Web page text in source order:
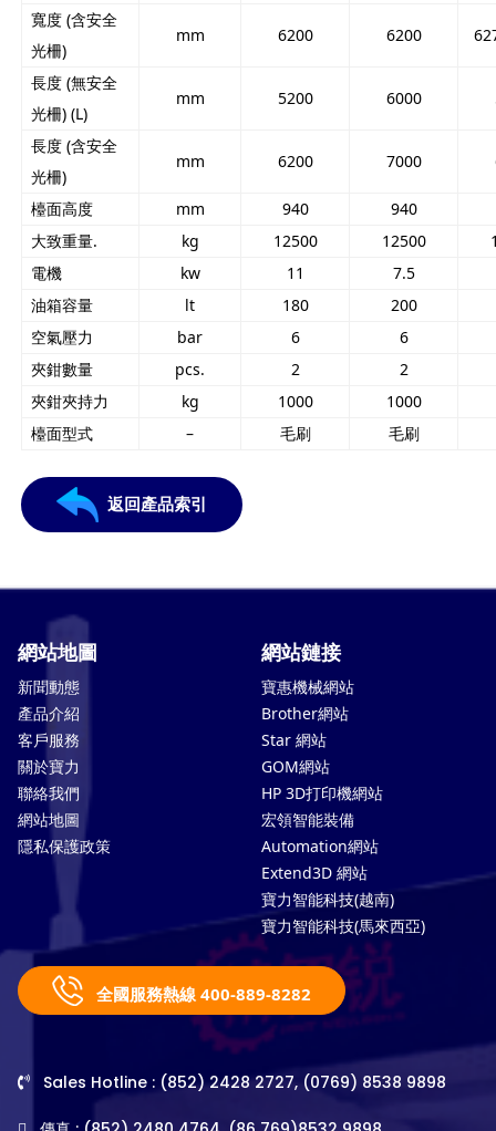
寬度 (含安全
光柵)
mm 6200 6200
長度 (無安全
光柵) (L)
mm 5200 6000
長度 (含安全
光柵)
mm 6200 7000
檯面高度 mm 940
940
大致重量.
kg 12500 12500
電機
kw 11
7.5
油箱容量
lt 180
200
空氣壓力
bar 6
6
夾鉗數量
pcs. 2
2
夾鉗夾持力
kg 1000 1000
檯面型式
– 毛刷 毛刷
返回產品索引
網站地圖
新聞動態
產品介紹
客戶服務
關於寶力
聯絡我們
網站地圖
隱私保護政策
網站鏈接
寶惠機械網站
Brother網站
Star 網站
GOM網站
HP 3D打印機網站
宏領智能裝備
Automation網站
Extend3D 網站
寶力智能科技(越南)
寶力智能科技(馬來西亞)
全國服務熱線 400-889-8282
Sales Hotline : (852) 2428 2727, (0769) 8538 9898